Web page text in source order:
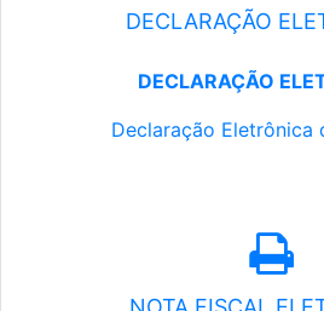
DECLARAÇÃO
DECLARAÇÃO
Declaração Eletrônica